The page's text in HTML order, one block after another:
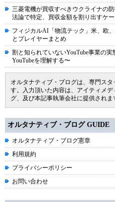
三菱電機が買収すべきウクライナの
法論で特定、買収金額を割り出すケ
フィジカルAI「物流テック」米、欧
とプレイヤーまとめ
割と知られていないYouTube事業の
YouTubeを理解する〜
オルタナティブ・ブログは、専門ス
す。入力頂いた内容は、アイティメ
グ、及び本記事執筆会社に提供されま
オルタナティブ・ブログ GUIDE
オルタナティブ・ブログ憲章
利用規約
プライバシーポリシー
お問い合わせ